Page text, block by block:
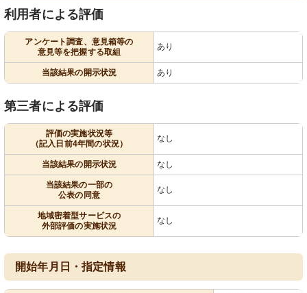
利用者による評価
アンケート調査、意見箱等の
意見等を把握する取組
あり
当該結果の開示状況 あり
第三者による評価
評価の実施状況等
（記入日前4年間の状況）
なし
当該結果の開示状況 なし
当該結果の一部の
公表の同意
なし
地域密着型サービスの
外部評価の実施状況
なし
開始年月日・指定情報